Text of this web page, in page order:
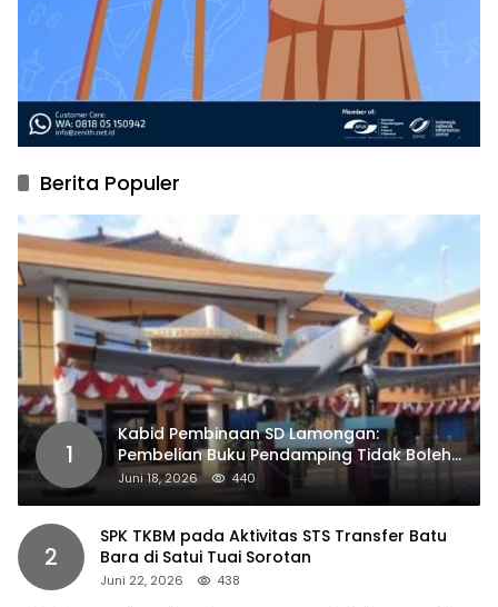
Berita Populer
1
Kabid Pembinaan SD Lamongan:
Pembelian Buku Pendamping Tidak Boleh
Dipaksakan
Juni 18, 2026 440
2
SPK TKBM pada Aktivitas STS Transfer Batu
Bara di Satui Tuai Sorotan
Juni 22, 2026 438